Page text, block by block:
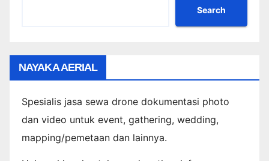
Search
NAYAKA AERIAL
Spesialis jasa sewa drone dokumentasi photo
dan video untuk event, gathering, wedding,
mapping/pemetaan dan lainnya.